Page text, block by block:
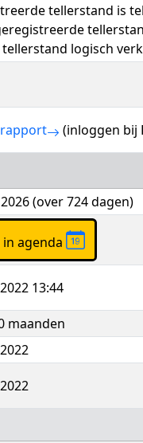
tellerstand is
logisch
(inloggen bij
(over 724 dagen)
in agenda
13:44
maanden